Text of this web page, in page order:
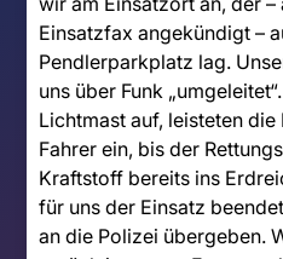
Einsatzfax angekündigt –
Pendlerparkplatz lag.
uns über Funk
Lichtmast auf, leisteten
Fahrer ein, bis der
Kraftstoff bereits ins
für uns der Einsatz
an die Polizei übergeben.